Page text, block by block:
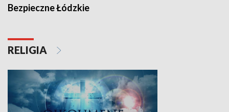
Bezpieczne Łódzkie
RELIGIA